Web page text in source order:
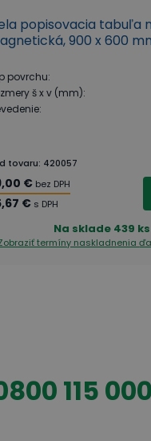
popisovacia tabuľa
900 x 600
povrchu:
š x v (mm):
:
tovaru: 420057
€ bez DPH
€ s DPH
Na sklade 439 ks
termíny naskladnenia
115 000